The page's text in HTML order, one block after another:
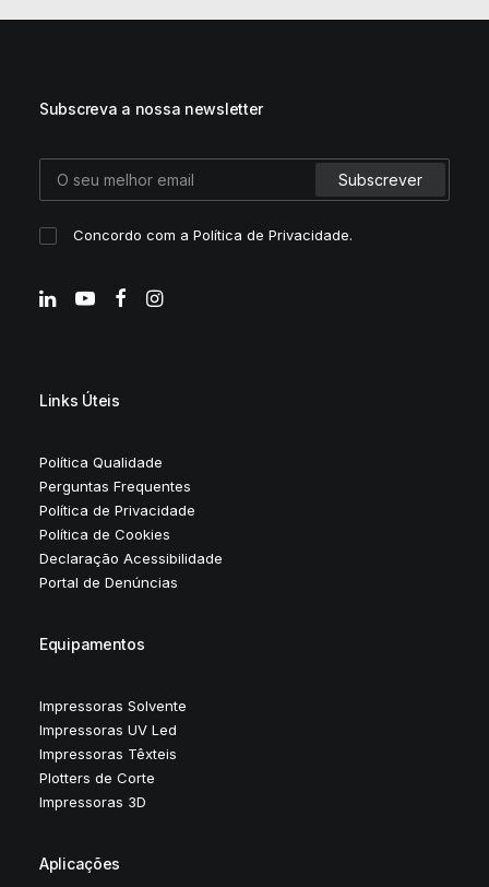
Subscreva a nossa newsletter
Concordo com aPolítica de Privacidade.
Links Úteis
Política Qualidade
Perguntas Frequentes
Política de Privacidade
Política de Cookies
Declaração Acessibilidade
Portal de Denúncias
Equipamentos
Impressoras Solvente
Impressoras UV Led
Impressoras Têxteis
Plotters de Corte
Impressoras 3D
Aplicações